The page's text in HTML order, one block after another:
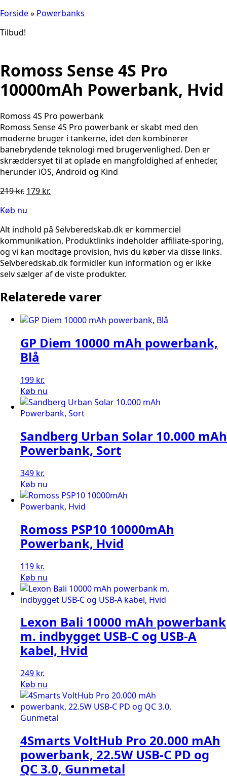
Forside» Powerbanks
Tilbud!
Romoss Sense 4S Pro
10000mAh Powerbank, Hvid
Romoss 4S Pro powerbank
Romoss Sense 4S Pro powerbank er skabt med den
moderne bruger i tankerne, idet den kombinerer
banebrydende teknologi med brugervenlighed. Den er
skræddersyet til at oplade en mangfoldighed af enheder,
herunder iOS, Android og Kind
219kr. Den
pris
var:
219 kr..
179 kr.
er:
179 kr..
Køb nu
Alt indhold på Selvberedskab.dk er kommerciel
kommunikation. Produktlinks indeholder affiliate-sporing,
og vi kan modtage provision, hvis du køber via disse links.
Selvberedskab.dk formidler kun information og er ikke
selv sælger af de viste produkter.
Relaterede varer
GP Diem 10000 mAh powerbank,
Blå
199 kr.
Køb nu
Sandberg Urban Solar 10.000 mAh
Powerbank, Sort
349 kr.
Køb nu
Romoss PSP10 10000mAh
Powerbank, Hvid
119 kr.
Køb nu
Lexon Bali 10000 mAh powerbank
m. indbygget USB-C og USB-A
kabel, Hvid
249 kr.
Køb nu
4Smarts VoltHub Pro 20.000 mAh
powerbank, 22.5W USB-C PD og
QC 3.0, Gunmetal